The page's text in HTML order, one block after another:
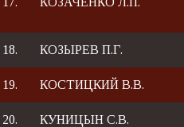
18. КОЗЫРЕВ П.Г.
19. КОСТИЦКИЙ В.В.
20. КУНИЦЫН С.В.